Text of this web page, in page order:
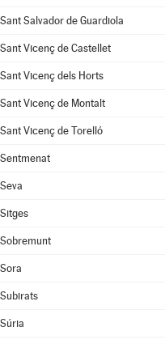
Sant Salvador de Guardiola
Sant Vicenç de Castellet
Sant Vicenç dels Horts
Sant Vicenç de Montalt
Sant Vicenç de Torelló
Sentmenat
Seva
Sitges
Sobremunt
Sora
Subirats
Súria